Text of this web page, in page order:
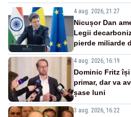
4 aug. 2026, 21:27
Nicușor Dan
Legii
pierde miliarde
4 aug. 2026, 16:19
Dominic Fritz
primar, dar va
șase luni
3 aug. 2026, 16:22